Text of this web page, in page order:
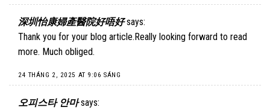
深圳怡康婦產醫院好唔好 says:
Thank you for your blog article.Really looking forward to read
more. Much obliged.
24 THÁNG 2, 2025 AT 9:06 SÁNG
오피스타 안마 says: